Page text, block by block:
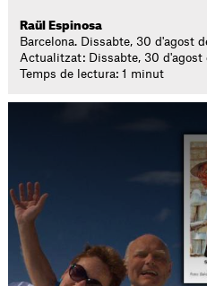
Raül Espinosa
Barcelona. Dissabte, 30 d'agost
Actualitzat: Dissabte, 30 d'agost
Temps de lectura: 1 minut